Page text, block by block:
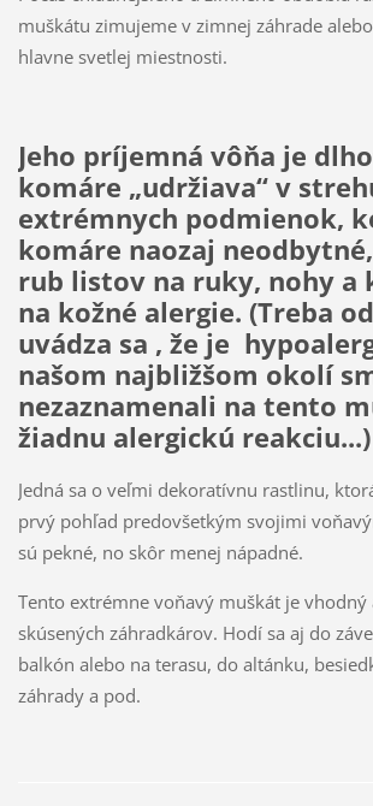
muškátu zimujeme v zimnej záhrade
hlavne svetlej miestnosti.
Jeho príjemná vôňa je
komáre „udržiava“ v
extrémnych podmienok,
komáre naozaj
rub listov na ruky, nohy a
na kožné alergie. (Treba
uvádza sa , že je
našom najbližšom okolí
nezaznamenali na tento
žiadnu alergickú reakciu...)
Jedná sa o veľmi dekoratívnu rastlinu,
prvý pohľad predovšetkým svojimi
sú pekné, no skôr menej nápadné.
Tento extrémne voňavý muškát je vhodný
skúsených záhradkárov. Hodí sa aj do
balkón alebo na terasu, do altánku,
záhrady a pod.